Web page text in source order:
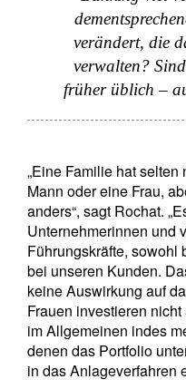
verändert, die
verwalten?
früher üblich –
„Eine Familie hat
Mann oder eine Frau,
anders“, sagt Rochat.
Unternehmerinnen und
Führungskräfte, sowohl
bei unseren Kunden.
keine Auswirkung auf
Frauen investieren
im Allgemeinen indes
denen das Portfolio
in das Anlageverfahren